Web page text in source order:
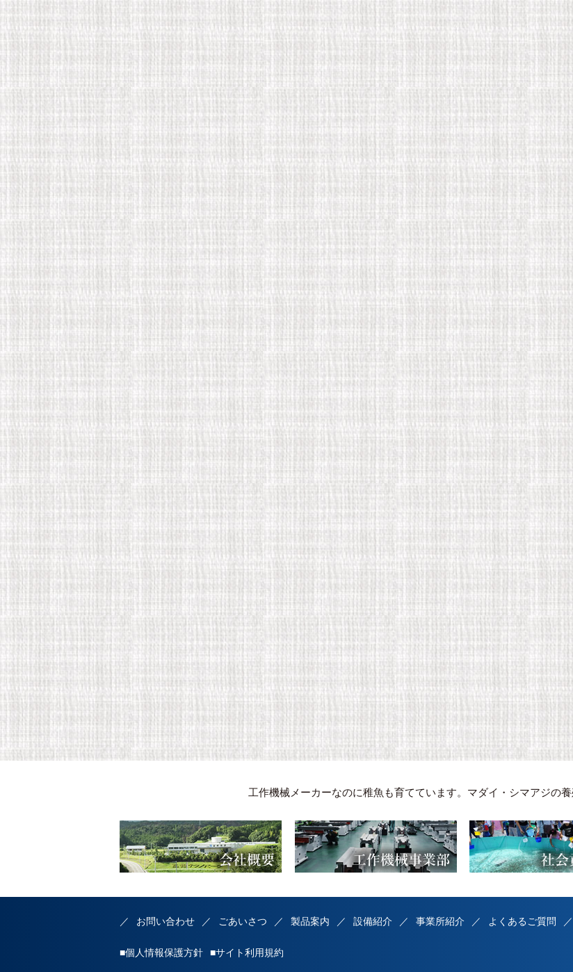
工作機械メーカーなのに稚魚も育てています。マダイ・シマアジの養
お問い合わせ ごあいさつ 製品案内 設備紹介 事業所紹介 よくあるご質問
■個人情報保護方針 ■サイト利用規約